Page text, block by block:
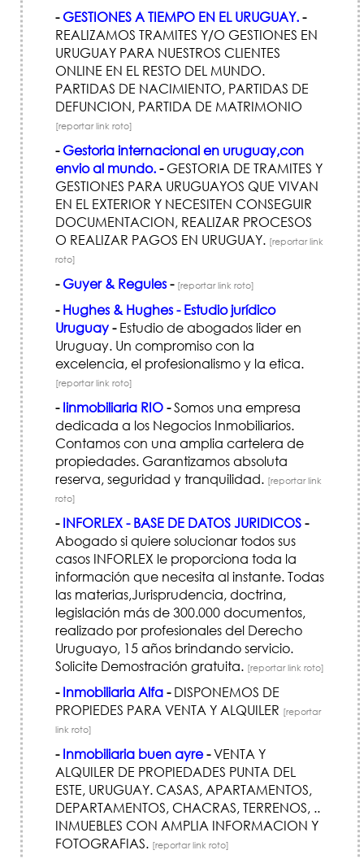
- GESTIONES A TIEMPO EN EL URUGUAY.-
REALIZAMOS TRAMITES Y/O GESTIONES EN
URUGUAY PARA NUESTROS CLIENTES
ONLINE EN EL RESTO DEL MUNDO.
PARTIDAS DE NACIMIENTO, PARTIDAS DE
DEFUNCION, PARTIDA DE MATRIMONIO
[reportar link roto]
- Gestoria internacional en uruguay,con
envio al mundo.-GESTORIA DE TRAMITES Y
GESTIONES PARA URUGUAYOS QUE VIVAN
EN EL EXTERIOR Y NECESITEN CONSEGUIR
DOCUMENTACION, REALIZAR PROCESOS
O REALIZAR PAGOS EN URUGUAY. [reportar link
roto]
- Guyer & Regules- [reportar link roto]
- Hughes & Hughes - Estudio jurídico
Uruguay-Estudio de abogados lider en
Uruguay. Un compromiso con la
excelencia, el profesionalismo y la etica.
[reportar link roto]
- Iinmobiliaria RIO-Somos una empresa
dedicada a los Negocios Inmobiliarios.
Contamos con una amplia cartelera de
propiedades. Garantizamos absoluta
reserva, seguridad y tranquilidad. [reportar link
roto]
- INFORLEX - BASE DE DATOS JURIDICOS-
Abogado si quiere solucionar todos sus
casos INFORLEX le proporciona toda la
información que necesita al instante. Todas
las materias,Jurisprudencia, doctrina,
legislación más de 300.000 documentos,
realizado por profesionales del Derecho
Uruguayo, 15 años brindando servicio.
Solicite Demostración gratuita. [reportar link roto]
- Inmobiliaria Alfa-DISPONEMOS DE
PROPIEDES PARA VENTA Y ALQUILER [reportar
link roto]
- Inmobiliaria buen ayre-VENTA Y
ALQUILER DE PROPIEDADES PUNTA DEL
ESTE, URUGUAY. CASAS, APARTAMENTOS,
DEPARTAMENTOS, CHACRAS, TERRENOS, ..
INMUEBLES CON AMPLIA INFORMACION Y
FOTOGRAFIAS. [reportar link roto]